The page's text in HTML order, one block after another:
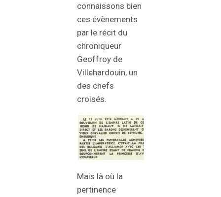
connaissons bien
ces évènements
par le récit du
chroniqueur
Geoffroy de
Villehardouin, un
des chefs
croisés.
Mais là où la
pertinence